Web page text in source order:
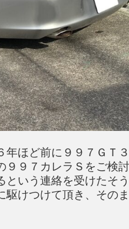
年ほど前に９９７ＧＴ
９７カレラＳをご検
という連絡を受けたそ
けつけて頂き、その